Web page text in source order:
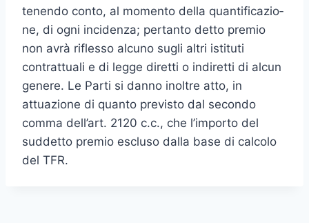
tenendo conto, al momento della quantificazio­
ne, di ogni incidenza; pertanto detto premio
non avrà riflesso alcuno sugli altri istituti
contrattuali e di legge diretti o indiretti di alcun
genere. Le Parti si danno inoltre atto, in
attuazione di quanto previsto dal secondo
comma dell’art. 2120 c.c., che l’importo del
suddetto premio escluso dalla base di calcolo
del TFR.